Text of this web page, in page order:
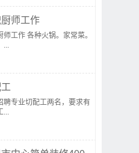
师工作
师工作 各种火锅。家常菜。
...
聘专业切配工两名，要求有
...